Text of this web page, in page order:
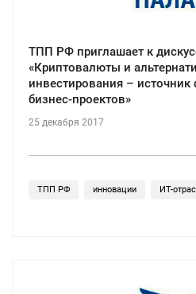
ТПП РФ приглашает к
«Криптовалюты и
инвестирования –
бизнес-проектов»
25 декабря 2017
ТПП РФ инновации ИТ-